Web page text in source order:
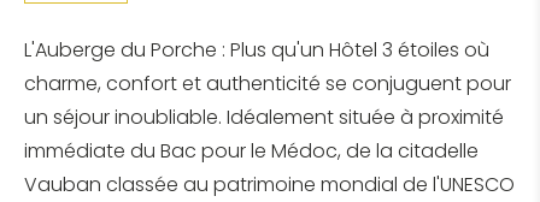
L'Auberge du Porche : Plus qu'un Hôtel 3 étoiles où
charme, confort et authenticité se conjuguent pour
un séjour inoubliable. Idéalement située à proximité
immédiate du Bac pour le Médoc, de la citadelle
Vauban classée au patrimoine mondial de l'UNESCO